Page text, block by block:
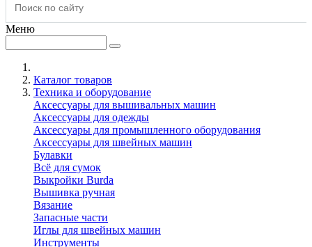
Меню
Каталог товаров
Техника и оборудование
Аксессуары для вышивальных машин
Аксессуары для одежды
Аксессуары для промышленного оборудования
Аксессуары для швейных машин
Булавки
Всё для сумок
Выкройки Burda
Вышивка ручная
Вязание
Запасные части
Иглы для швейных машин
Инструменты